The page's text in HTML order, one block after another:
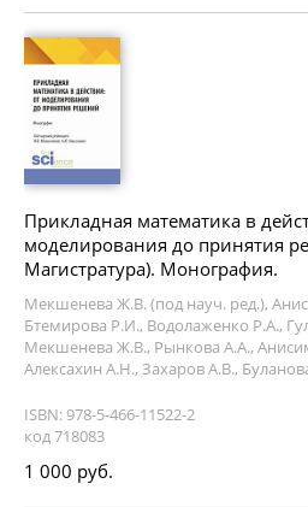
Прикладная математика в
моделирования до принятия
Магистратура). Монография.
Мекшенева Ж.В. (под науч. ред.),
Бтемирова Р.И., Водолаженко Р.А.,
Мекшенева Ж.В., Рынкова А.А.,
Алексахин А.Н., Захаров А.В.,
ISBN: 978-5-466-11522-2
код 718083
1 000 руб.